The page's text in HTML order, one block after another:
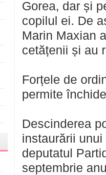
Gorea, dar și
copilul ei. De
Marin Maxian
cetățenii și au
Forțele de
permite
Descinderea
instaurării
deputatul
septembrie